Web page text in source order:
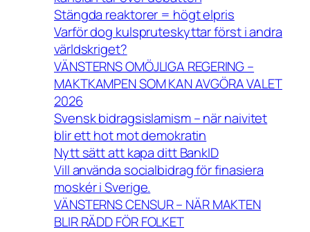
Stängda reaktorer = högt elpris
Varför dog kulspruteskyttar först i andra
världskriget?
VÄNSTERNS OMÖJLIGA REGERING –
MAKTKAMPEN SOM KAN AVGÖRA VALET
2026
Svensk bidragsislamism – när naivitet
blir ett hot mot demokratin
Nytt sätt att kapa ditt BankID
Vill använda socialbidrag för finasiera
moskér i Sverige.
VÄNSTERNS CENSUR – NÄR MAKTEN
BLIR RÄDD FÖR FOLKET